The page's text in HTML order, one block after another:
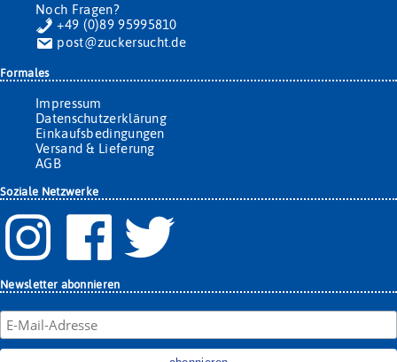
Noch Fragen?
+49 (0)89 95995810
post@zuckersucht.de
Formales
Impressum
Datenschutzerklärung
Einkaufsbedingungen
Versand & Lieferung
AGB
Soziale Netzwerke
Newsletter abonnieren